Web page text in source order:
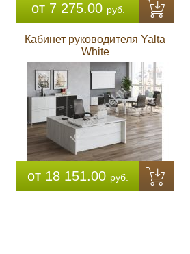
от 7 275.00 руб.
Кабинет руководителя Yalta
White
от 18 151.00 руб.